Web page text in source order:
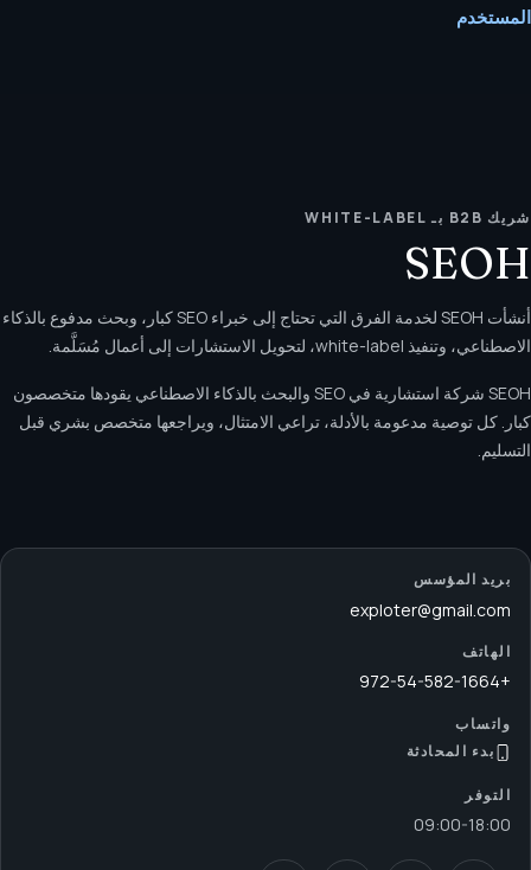
المستخدم
شريك B2B بـ WHITE-LABEL
SEOH
أنشأت SEOH لخدمة الفرق التي تحتاج إلى خبراء SEO كبار، وبحث مدفوع بالذكاء
الاصطناعي، وتنفيذ white-label، لتحويل الاستشارات إلى أعمال مُسَلَّمة.
SEOH شركة استشارية في SEO والبحث بالذكاء الاصطناعي يقودها متخصصون
كبار. كل توصية مدعومة بالأدلة، تراعي الامتثال، ويراجعها متخصص بشري قبل
التسليم.
بريد المؤسس
exploter@gmail.com
الهاتف
+972-54-582-1664
واتساب
بدء المحادثة
التوفر
09:00-18:00